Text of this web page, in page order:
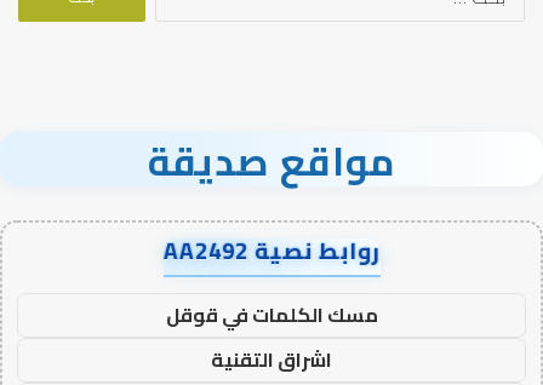
مواقع صديقة
روابط نصية AA2492
مسك الكلمات في قوقل
اشراق التقنية